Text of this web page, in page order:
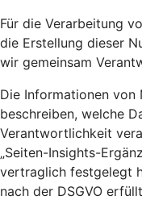
Für die Verarbeitung
die Erstellung dieser
wir gemeinsam
Die Informationen von
beschreiben, welche
Verantwortlichkeit
„Seiten-Insights-
vertraglich festgelegt
nach der DSGVO